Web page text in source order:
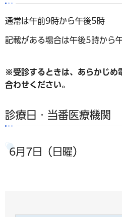
通常は午前9時から午後5時
記載がある場合は午後5時から
※受診するときは、あらかじめ
合わせください。
診療日・当番医療機関
6月7日（日曜）